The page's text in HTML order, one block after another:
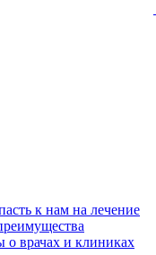
к нам на лечение
о врачах и клиниках